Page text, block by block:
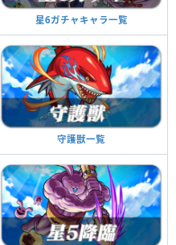
星6ガチャキャラ一覧
守護獣一覧